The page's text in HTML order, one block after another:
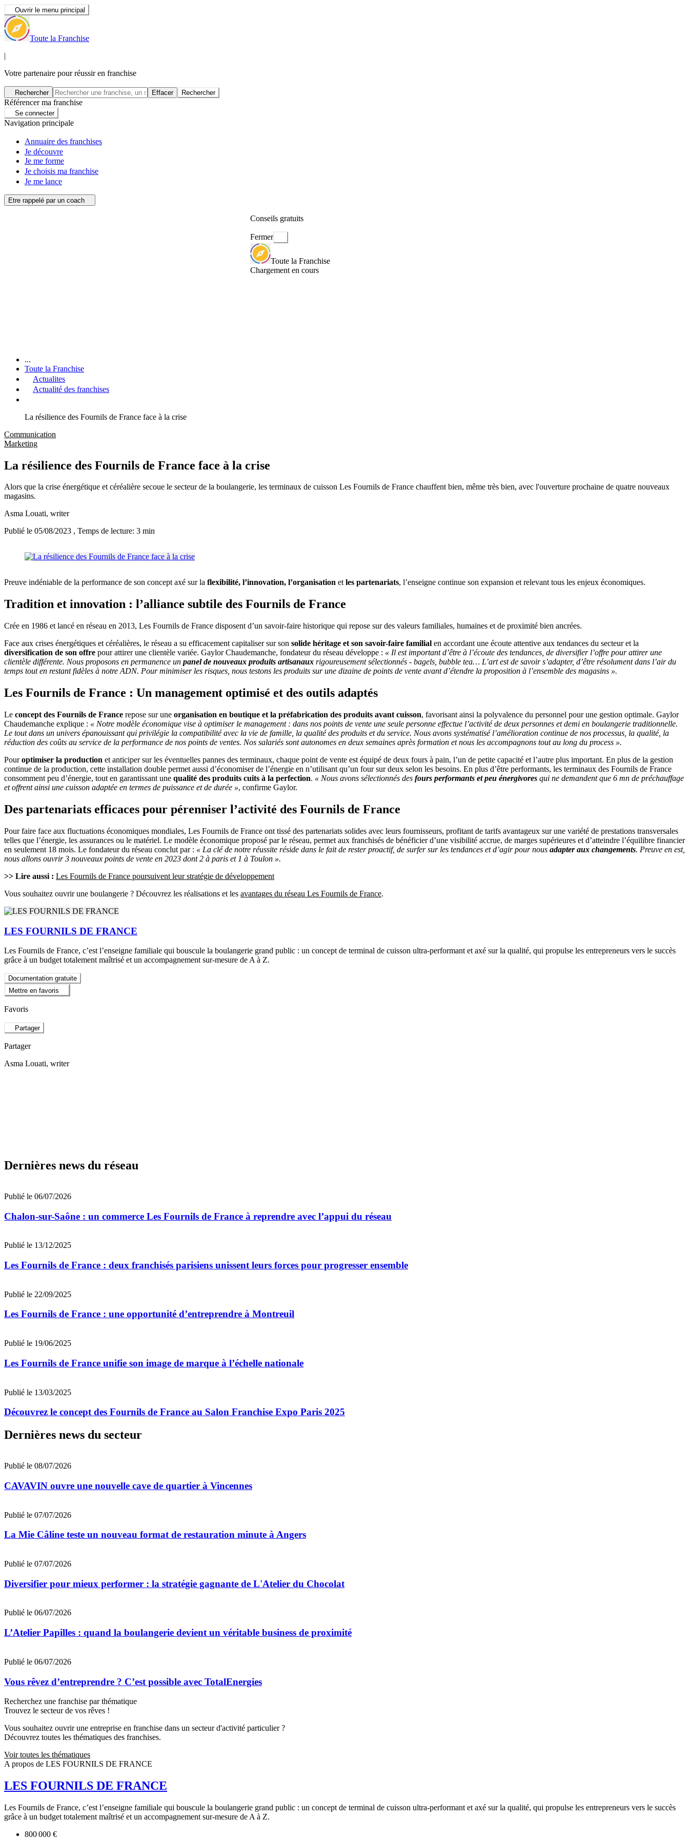
Ouvrir le menu principal
Toute la Franchise
|
Votre partenaire pour réussir en franchise
Rechercher Effacer Rechercher
Référencer ma franchise
Se connecter
Navigation principale
Annuaire des franchises
Je découvre
Je me forme
Je choisis ma franchise
Je me lance
Etre rappelé par un coach
Conseils gratuits
Fermer
Toute la Franchise
Chargement en cours
...
Toute la Franchise
Actualites
Actualité des franchises
La résilience des Fournils de France face à la crise
Communication
Marketing
La résilience des Fournils de France face à la crise
Alors que la crise énergétique et céréalière secoue le secteur de la boulangerie, les terminaux de cuisson Les Fournils de France chauffent bien, même très bien, avec l'ouverture prochaine de quatre nouveaux
magasins.
Asma Louati, writer
Publié le 05/08/2023 , Temps de lecture: 3 min
Preuve indéniable de la performance de son concept axé sur la flexibilité, l’innovation, l’organisation etles partenariats, l’enseigne continue son expansion et relevant tous les enjeux économiques.
Tradition et innovation : l’alliance subtile des Fournils de France
Crée en 1986 et lancé en réseau en 2013, Les Fournils de France disposent d’un savoir-faire historique qui repose sur des valeurs familiales, humaines et de proximité bien ancrées.
Face aux crises énergétiques et céréalières, le réseau a su efficacement capitaliser sur son solide héritage et son savoir-faire familial en accordant une écoute attentive aux tendances du secteur et la
diversification de son offre pour attirer une clientèle variée. Gaylor Chaudemanche, fondateur du réseau développe : « Il est important d’être à l’écoute des tendances, de diversifier l’offre pour attirer une
clientèle différente. Nous proposons en permanence un panel de nouveaux produits artisanaux rigoureusement sélectionnés - bagels, bubble tea… L’art est de savoir s’adapter, d’être résolument dans l’air du
temps tout en restant fidèles à notre ADN. Pour minimiser les risques, nous testons les produits sur une dizaine de points de vente avant d’étendre la proposition à l’ensemble des magasins ».
Les Fournils de France : Un management optimisé et des outils adaptés
Le concept des Fournils de France repose sur une organisation en boutique et la préfabrication des produits avant cuisson, favorisant ainsi la polyvalence du personnel pour une gestion optimale. Gaylor
Chaudemanche explique : « Notre modèle économique vise à optimiser le management : dans nos points de vente une seule personne effectue l’activité de deux personnes et demi en boulangerie traditionnelle.
Le tout dans un univers épanouissant qui privilégie la compatibilité avec la vie de famille, la qualité des produits et du service. Nous avons systématisé l’amélioration continue de nos processus, la qualité, la
réduction des coûts au service de la performance de nos points de ventes. Nos salariés sont autonomes en deux semaines après formation et nous les accompagnons tout au long du process ».
Pouroptimiser la production et anticiper sur les éventuelles pannes des terminaux, chaque point de vente est équipé de deux fours à pain, l’un de petite capacité et l’autre plus important. En plus de la gestion
continue de la production, cette installation double permet aussi d’économiser de l’énergie en n’utilisant qu’un four sur deux selon les besoins. En plus d’être performants, les terminaux des Fournils de France
consomment peu d’énergie, tout en garantissant une qualité des produits cuits à la perfection. « Nous avons sélectionnés des fours performants et peu énergivores qui ne demandent que 6 mn de préchauffage
et offrent ainsi une cuisson adaptée en termes de puissance et de durée », confirme Gaylor.
Des partenariats efficaces pour pérenniser l’activité des Fournils de France
Pour faire face aux fluctuations économiques mondiales, Les Fournils de France ont tissé des partenariats solides avec leurs fournisseurs, profitant de tarifs avantageux sur une variété de prestations transversales
telles que l’énergie, les assurances ou le matériel. Le modèle économique proposé par le réseau, permet aux franchisés de bénéficier d’une visibilité accrue, de marges supérieures et d’atteindre l’équilibre financier
en seulement 18 mois. Le fondateur du réseau conclut par : « La clé de notre réussite réside dans le fait de rester proactif, de surfer sur les tendances et d’agir pour nous adapter aux changements. Preuve en est,
nous allons ouvrir 3 nouveaux points de vente en 2023 dont 2 à paris et 1 à Toulon ».
>> Lire aussi : Les Fournils de France poursuivent leur stratégie de développement
Vous souhaitez ouvrir une boulangerie ? Découvrez les réalisations et les avantages du réseau Les Fournils de France.
LES FOURNILS DE FRANCE
Les Fournils de France, c’est l’enseigne familiale qui bouscule la boulangerie grand public : un concept de terminal de cuisson ultra-performant et axé sur la qualité, qui propulse les entrepreneurs vers le succès
grâce à un budget totalement maîtrisé et un accompagnement sur-mesure de A à Z.
Documentation gratuite
Mettre en favoris
Favoris
Partager
Partager
Asma Louati, writer
Dernières news du réseau
Publié le 06/07/2026
Chalon-sur-Saône : un commerce Les Fournils de France à reprendre avec l’appui du réseau
Publié le 13/12/2025
Les Fournils de France : deux franchisés parisiens unissent leurs forces pour progresser ensemble
Publié le 22/09/2025
Les Fournils de France : une opportunité d’entreprendre à Montreuil
Publié le 19/06/2025
Les Fournils de France unifie son image de marque à l’échelle nationale
Publié le 13/03/2025
Découvrez le concept des Fournils de France au Salon Franchise Expo Paris 2025
Dernières news du secteur
Publié le 08/07/2026
CAVAVIN ouvre une nouvelle cave de quartier à Vincennes
Publié le 07/07/2026
La Mie Câline teste un nouveau format de restauration minute à Angers
Publié le 07/07/2026
Diversifier pour mieux performer : la stratégie gagnante de L'Atelier du Chocolat
Publié le 06/07/2026
L’Atelier Papilles : quand la boulangerie devient un véritable business de proximité
Publié le 06/07/2026
Vous rêvez d’entreprendre ? C’est possible avec TotalEnergies
Recherchez une franchise par thématique
Trouvez le secteur de vos rêves !
Vous souhaitez ouvrir une entreprise en franchise dans un secteur d'activité particulier ?
Découvrez toutes les thématiques des franchises.
Voir toutes les thématiques
A propos de LES FOURNILS DE FRANCE
LES FOURNILS DE FRANCE
Les Fournils de France, c’est l’enseigne familiale qui bouscule la boulangerie grand public : un concept de terminal de cuisson ultra-performant et axé sur la qualité, qui propulse les entrepreneurs vers le succès
grâce à un budget totalement maîtrisé et un accompagnement sur-mesure de A à Z.
800 000 €